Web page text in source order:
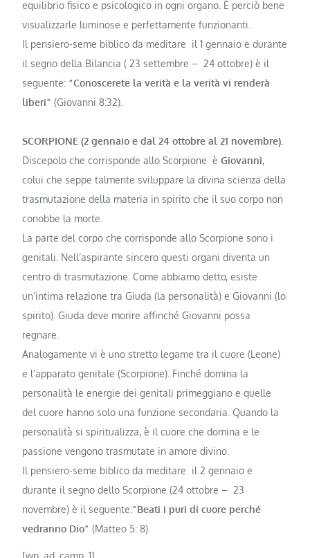
equilibrio fisico e psicologico in ogni organo. È perciò bene
visualizzarle luminose e perfettamente funzionanti.
Il pensiero-seme biblico da meditare il 1 gennaio e durante
il segno della Bilancia ( 23 settembre – 24 ottobre) è il
seguente: “Conoscerete la verità e la verità vi renderà
liberi” (Gio­vanni 8:32).
SCORPIONE (2 gennaio e dal 24 otto­bre al 21 novembre).
Discepolo che corri­sponde allo Scorpione èGiovanni,
colui che seppe talmente sviluppare la divina scienza della
trasmuta­zione della materia in spirito che il suo corpo non
conobbe la morte.
La parte del corpo che corrisponde allo Scorpione sono i
genitali. Nell’aspirante sincero questi organi diven­ta un
centro di trasmutazione. Come abbiamo detto, esiste
un’intima rela­zione tra Giuda (la personalità) e Gio­vanni (lo
spirito). Giuda deve morire affinché Giovanni possa
regnare.
Analogamente vi è uno stretto le­game tra il cuore (Leone)
e l’apparato genitale (Scorpione). Finché domina la
personalità le energie dei genitali primeggiano e quelle
del cuore hanno solo una funzione secondaria. Quando la
personalità si spiritualizza, è il cuore che domina e le
passione vengono trasmutate in amore divino.
Il pensiero-seme biblico da meditare il 2 gennaio e
durante il segno dello Scorpione (24 ottobre – 23
novembre) è il seguente:”Beati i puri di cuore perché
vedranno Dio”(Matteo 5: 8).